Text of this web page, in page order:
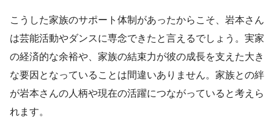
こうした家族のサポート体制があったからこそ、岩本さん
は芸能活動やダンスに専念できたと言えるでしょう。実家
の経済的な余裕や、家族の結束力が彼の成長を支えた大き
な要因となっていることは間違いありません。家族との絆
が岩本さんの人柄や現在の活躍につながっていると考えら
れます。